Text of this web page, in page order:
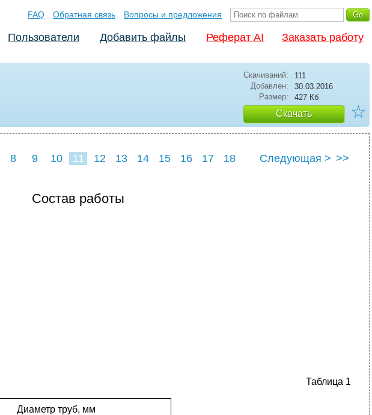
FAQ Обратная связь Вопросы и предложения
Пользователи Добавить файлы Реферат AI Заказать работу
Скачиваний:
111
Добавлен:
30.03.2016
Размер:
427 Кб
Скачать ☆
8 9 10 11 12 13 14 15 16 17
18
Следующая > >>
Состав работы
Таблица 1
Диаметр труб, мм